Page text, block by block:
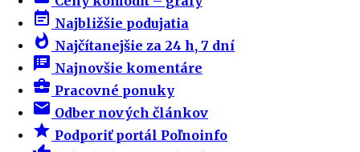
event_note Najbližšie podujatia
whatshot Najčítanejšie za 24 h, 7 dní
speaker_notes Najnovšie komentáre
business_center Pracovné ponuky
email Odber nových článkov
star Podporiť portál Poľnoinfo